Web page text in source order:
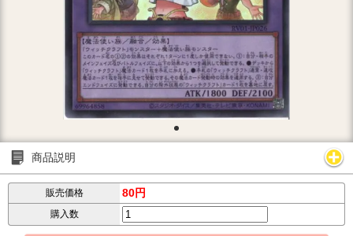
商品説明
販売価格 80円
購入数